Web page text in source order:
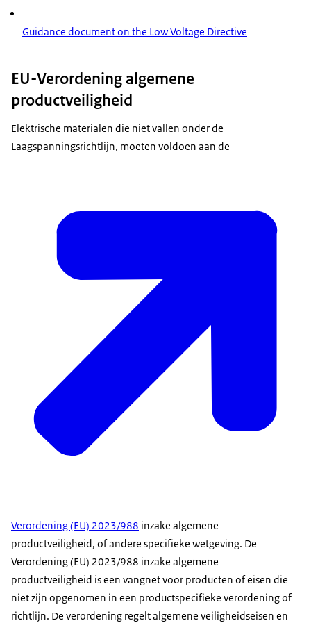
Guidance document on the Low Voltage Directive
EU-Verordening algemene
productveiligheid
Elektrische materialen die niet vallen onder de
Laagspanningsrichtlijn, moeten voldoen aan de
Verordening (EU) 2023/988 inzake algemene
productveiligheid, of andere specifieke wetgeving. De
Verordening (EU) 2023/988 inzake algemene
productveiligheid is een vangnet voor producten of eisen die
niet zijn opgenomen in een productspecifieke verordening of
richtlijn. De verordening regelt algemene veiligheidseisen en